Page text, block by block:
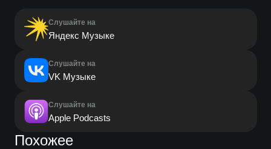
Слушайте на
Яндекс Музыке
Слушайте на
VK Музыке
Слушайте на
Apple Podcasts
Похожее